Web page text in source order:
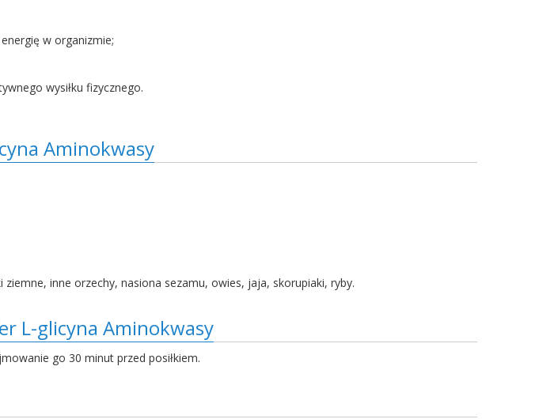
w organizmie;
wysiłku fizycznego.
Aminokwasy
inne orzechy, nasiona sezamu, owies, jaja, skorupiaki, ryby.
L-glicyna Aminokwasy
go 30 minut przed posiłkiem.